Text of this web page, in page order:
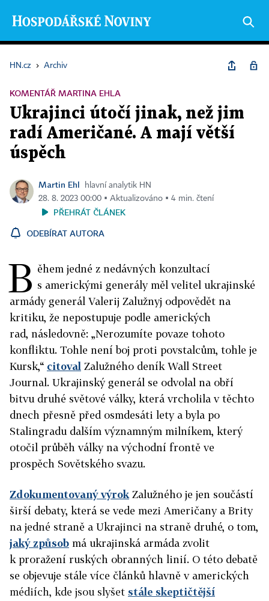
HN.cz › Archiv
KOMENTÁŘ MARTINA EHLA
Ukrajinci útočí jinak, než jim
radí Američané. A mají větší
úspěch
Martin Ehl
hlavní analytik HN
28. 8. 2023 00:00 ▪ Aktualizováno ▪ 4 min. čtení
PŘEHRÁT ČLÁNEK
ODEBÍRAT AUTORA
B ěhem jedné z nedávných konzultací
s americkými generály měl velitel ukrajinské
armády generál Valerij Zalužnyj odpovědět na
kritiku, že nepostupuje podle amerických
rad, následovně: „Nerozumíte povaze tohoto
konfliktu. Tohle není boj proti povstalcům, tohle je
Kursk,“ citoval Zalužného deník Wall Street
Journal. Ukrajinský generál se odvolal na obří
bitvu druhé světové války, která vrcholila v těchto
dnech přesně před osmdesáti lety a byla po
Stalingradu dalším významným milníkem, který
otočil průběh války na východní frontě ve
prospěch Sovětského svazu.
Zdokumentovaný výrok Zalužného je jen součástí
širší debaty, která se vede mezi Američany a Brity
na jedné straně a Ukrajinci na straně druhé, o tom,
jaký způsob má ukrajinská armáda zvolit
k proražení ruských obranných linií. O této debatě
se objevuje stále více článků hlavně v amerických
médiích, kde jsou slyšet stále skeptičtější